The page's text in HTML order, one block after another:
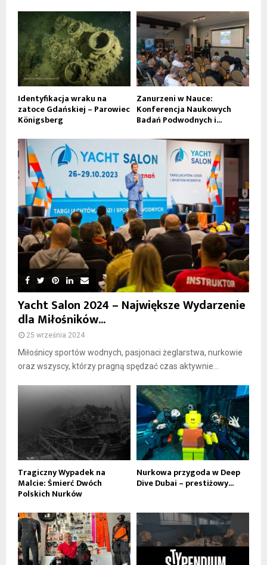
Identyfikacja wraku na
zatoce Gdańskiej – Parowiec
Königsberg
Zanurzeni w Nauce:
Konferencja Naukowych
Badań Podwodnych i...
Yacht Salon 2024 – Największe Wydarzenie
dla Miłośników...
25 września 2024
Miłośnicy sportów wodnych, pasjonaci żeglarstwa, nurkowie
oraz wszyscy, którzy pragną spędzać czas aktywnie...
Tragiczny Wypadek na
Malcie: Śmierć Dwóch
Polskich Nurków
Nurkowa przygoda w Deep
Dive Dubai – prestiżowy...